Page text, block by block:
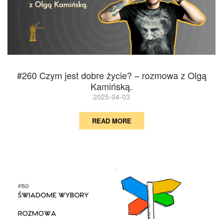
#260 Czym jest dobre życie? – rozmowa z Olgą
Kamińską.
2025-04-03
READ MORE